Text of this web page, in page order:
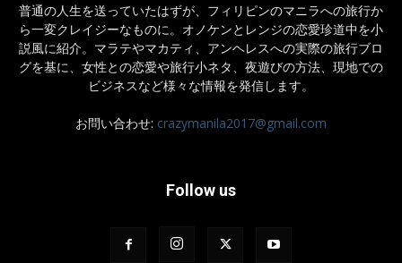
普通の人生を送っていたはずが、フィリピンのマニラへの旅行か
ら一変クレイジーなものに。オノケンとレンジの恋愛珍道中を小
説風に紹介。マラテやマカティ、アンヘレスへの実際の旅行ブロ
グを基に、女性との恋愛や旅行小ネタ、夜遊びの方法、現地での
ビジネスなど様々な情報を発信します。
お問い合わせ: crazymanila2017@gmail.com
Follow us